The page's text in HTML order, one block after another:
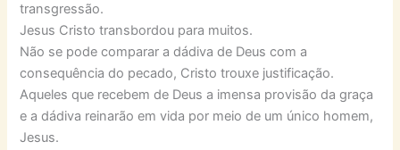
transgressão.
Jesus Cristo transbordou para muitos.
Não se pode comparar a dádiva de Deus com a
consequência do pecado, Cristo trouxe justificação.
Aqueles que recebem de Deus a imensa provisão da graça
e a dádiva reinarão em vida por meio de um único homem,
Jesus.